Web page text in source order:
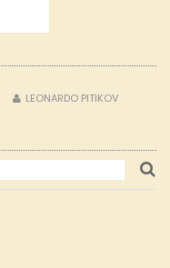
LEONARDO PITIKOV